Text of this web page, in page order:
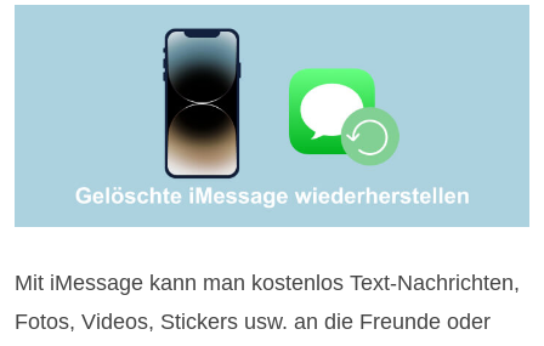
Mit iMessage kann man kostenlos Text-Nachrichten,
Fotos, Videos, Stickers usw. an die Freunde oder